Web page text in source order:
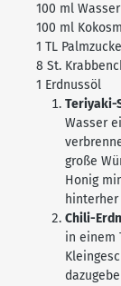
100 ml Wasser
100 ml
1 TL
8 St.
1 Erdnussöl
Teriyaki-
Wasser
große
Honig
Chili-
in einem